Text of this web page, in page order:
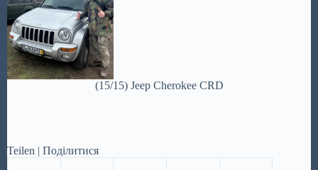
(15/15) Jeep Cherokee CRD
Teilen | Поділитися